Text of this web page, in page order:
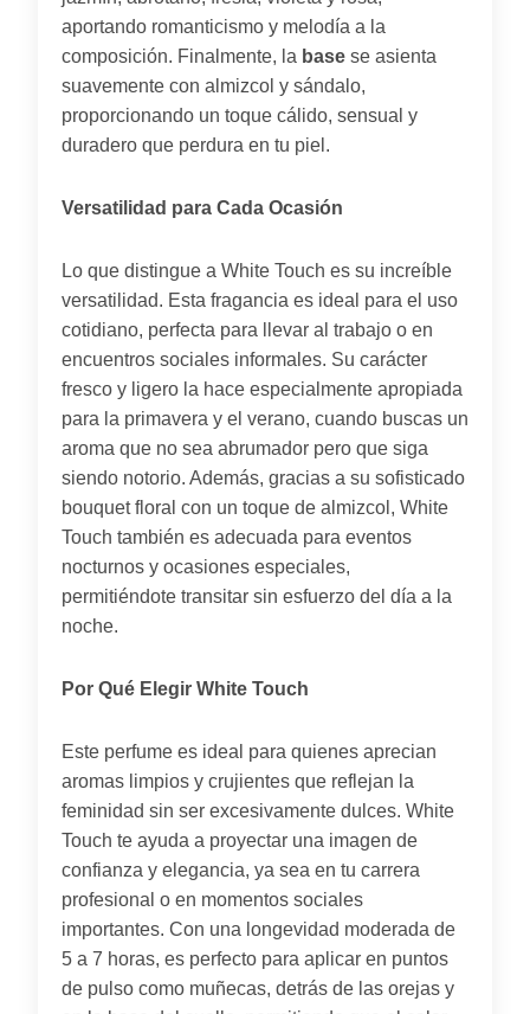
aportando romanticismo y melodía a la
composición. Finalmente, la base se asienta
suavemente con almizcol y sándalo,
proporcionando un toque cálido, sensual y
duradero que perdura en tu piel.
Versatilidad para Cada Ocasión
Lo que distingue a White Touch es su increíble
versatilidad. Esta fragancia es ideal para el uso
cotidiano, perfecta para llevar al trabajo o en
encuentros sociales informales. Su carácter
fresco y ligero la hace especialmente apropiada
para la primavera y el verano, cuando buscas un
aroma que no sea abrumador pero que siga
siendo notorio. Además, gracias a su sofisticado
bouquet floral con un toque de almizcol, White
Touch también es adecuada para eventos
nocturnos y ocasiones especiales,
permitiéndote transitar sin esfuerzo del día a la
noche.
Por Qué Elegir White Touch
Este perfume es ideal para quienes aprecian
aromas limpios y crujientes que reflejan la
feminidad sin ser excesivamente dulces. White
Touch te ayuda a proyectar una imagen de
confianza y elegancia, ya sea en tu carrera
profesional o en momentos sociales
importantes. Con una longevidad moderada de
5 a 7 horas, es perfecto para aplicar en puntos
de pulso como muñecas, detrás de las orejas y